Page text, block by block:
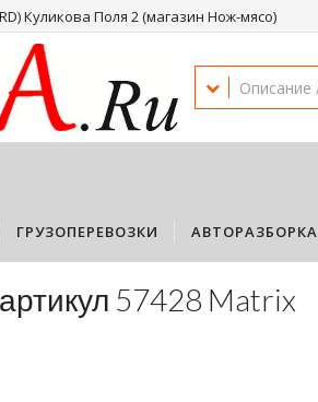
Куликова Поля 2 (магазин Нож-мясо)
ГРУЗОПЕРЕВОЗКИ АВТОРАЗБОРКА
57428 Matrix